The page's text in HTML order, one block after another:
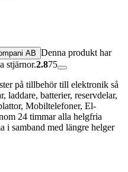
AB Denna produkt har
stjärnor.2.875
på tillbehör till elektronik så
laddare, batterier, reservdelar,
Mobiltelefoner, El-
24 timmar alla helgfria
i samband med längre helger